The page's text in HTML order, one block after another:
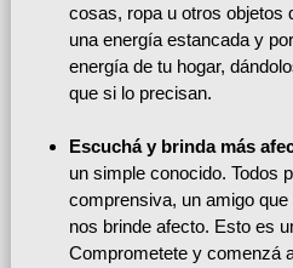
cosas, ropa u otros objetos
una energía estancada y
energía de tu hogar,
que si lo precisan.
Escuchá y brinda más
un simple conocido. Todos
comprensiva, un amigo
nos brinde afecto. Esto es
Comprometete y comenzá